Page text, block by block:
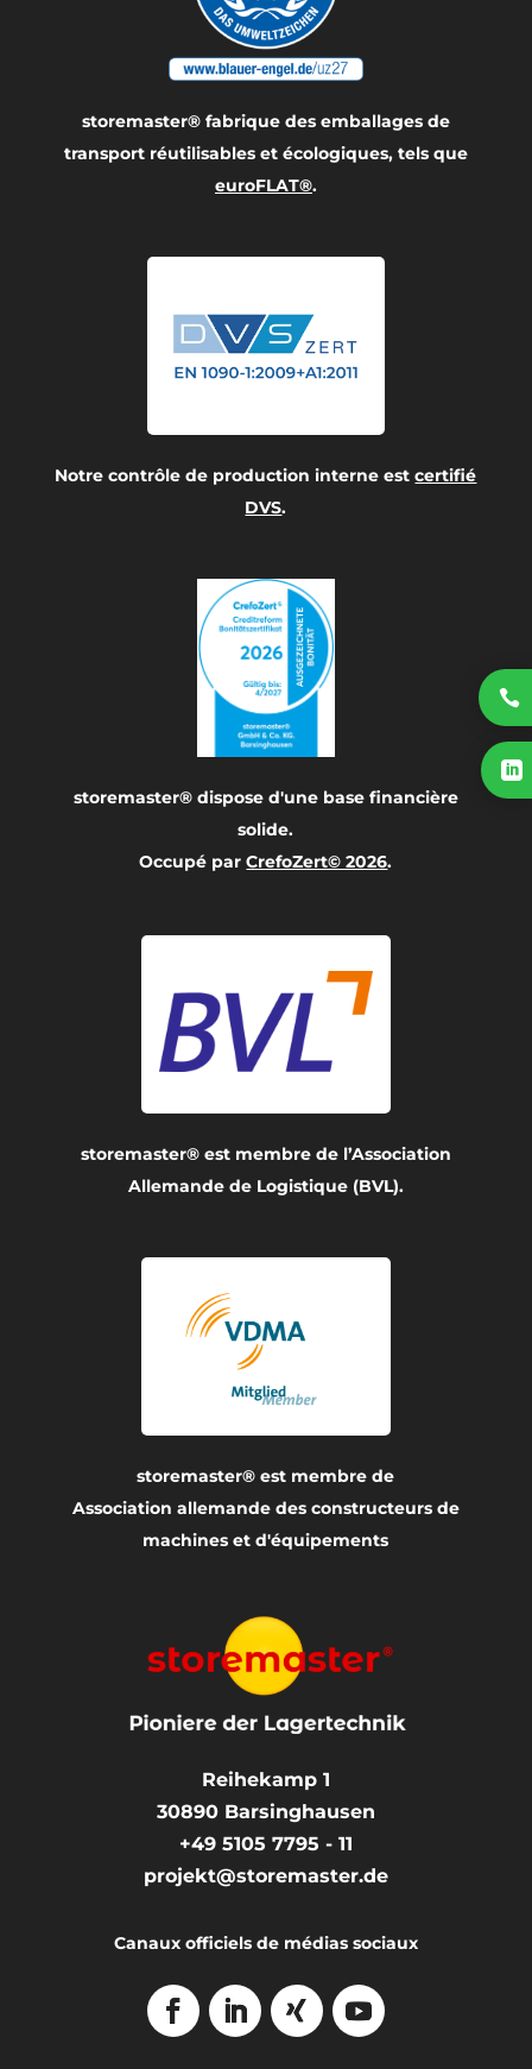
storemaster® fabrique des emballages de
transport réutilisables et écologiques, tels que
euroFLAT®.
Notre contrôle de production interne estcertifié
DVS.
storemaster® dispose d'une base financière
solide.
Occupé parCrefoZert© 2026.
storemaster® est membre de l’Association
Allemande de Logistique (BVL).
storemaster® est membre de
Association allemande des constructeurs de
machines et d'équipements
Reihekamp 1
30890 Barsinghausen
+49 5105 7795 - 11
projekt@storemaster.de
Canaux officiels de médias sociaux

